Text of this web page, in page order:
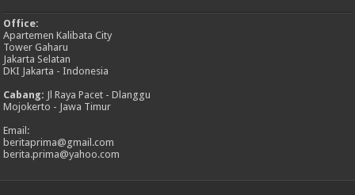
Office:
Apartemen Kalibata City
Tower Gaharu
Jakarta Selatan
DKI Jakarta - Indonesia
Cabang: Jl Raya Pacet - Dlanggu
Mojokerto - Jawa Timur
Email:
beritaprima@gmail.com
berita.prima@yahoo.com